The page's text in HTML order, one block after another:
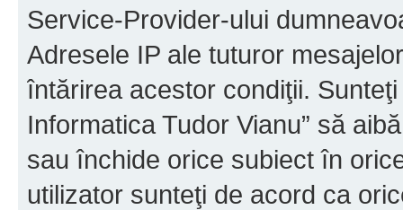
Service-Provider-ului
Adresele IP ale tuturor
întărirea acestor condiţii.
Informatica Tudor Vianu” să
sau închide orice subiect în
utilizator sunteţi de acord ca